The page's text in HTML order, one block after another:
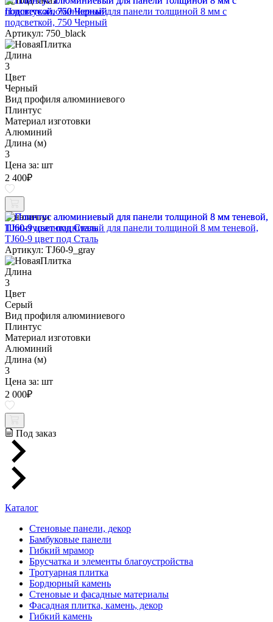
Плинтус алюминиевый для панели толщиной 8 мм с
подсветкой, 750 Черный
Артикул: 750_black
Длина
3
Цвет
Черный
Вид профиля алюминиевого
Плинтус
Материал изготовки
Алюминий
Длина (м)
3
Цена за: шт
2 400₽
В наличии
Плинтус алюминиевый для панели толщиной 8 мм теневой,
TJ60-9 цвет под Сталь
Артикул: TJ60-9_gray
Длина
3
Цвет
Серый
Вид профиля алюминиевого
Плинтус
Материал изготовки
Алюминий
Длина (м)
3
Цена за: шт
2 000₽
Под заказ
Каталог
Стеновые панели, декор
Бамбуковые панели
Гибкий мрамор
Брусчатка и элементы благоустройства
Тротуарная плитка
Бордюрный камень
Стеновые и фасадные материалы
Фасадная плитка, камень, декор
Гибкий камень